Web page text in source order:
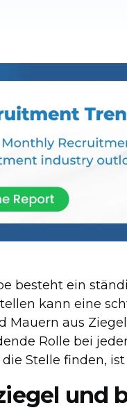
besteht ein
kann eine
Mauern aus
Rolle bei
Stelle finden,
und